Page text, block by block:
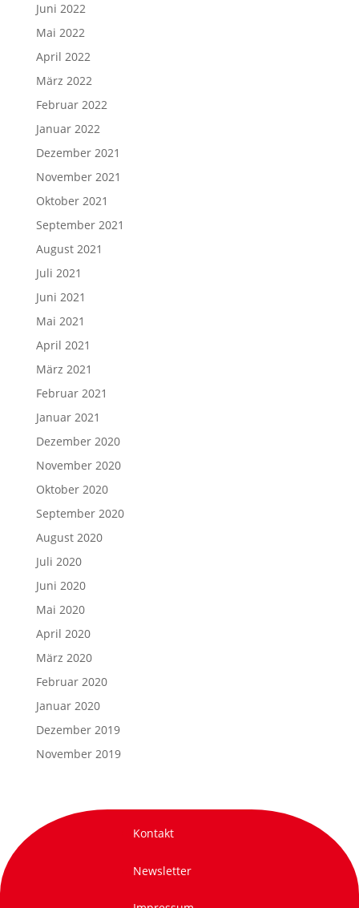
Juni 2022
Mai 2022
April 2022
März 2022
Februar 2022
Januar 2022
Dezember 2021
November 2021
Oktober 2021
September 2021
August 2021
Juli 2021
Juni 2021
Mai 2021
April 2021
März 2021
Februar 2021
Januar 2021
Dezember 2020
November 2020
Oktober 2020
September 2020
August 2020
Juli 2020
Juni 2020
Mai 2020
April 2020
März 2020
Februar 2020
Januar 2020
Dezember 2019
November 2019
Kontakt
Newsletter